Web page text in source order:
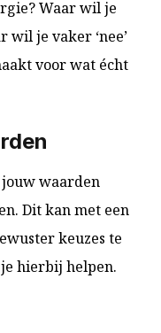
Waar wil je
wil je vaker ‘nee’
voor wat écht
waarden
Dit kan met een
keuzes te
hierbij helpen.